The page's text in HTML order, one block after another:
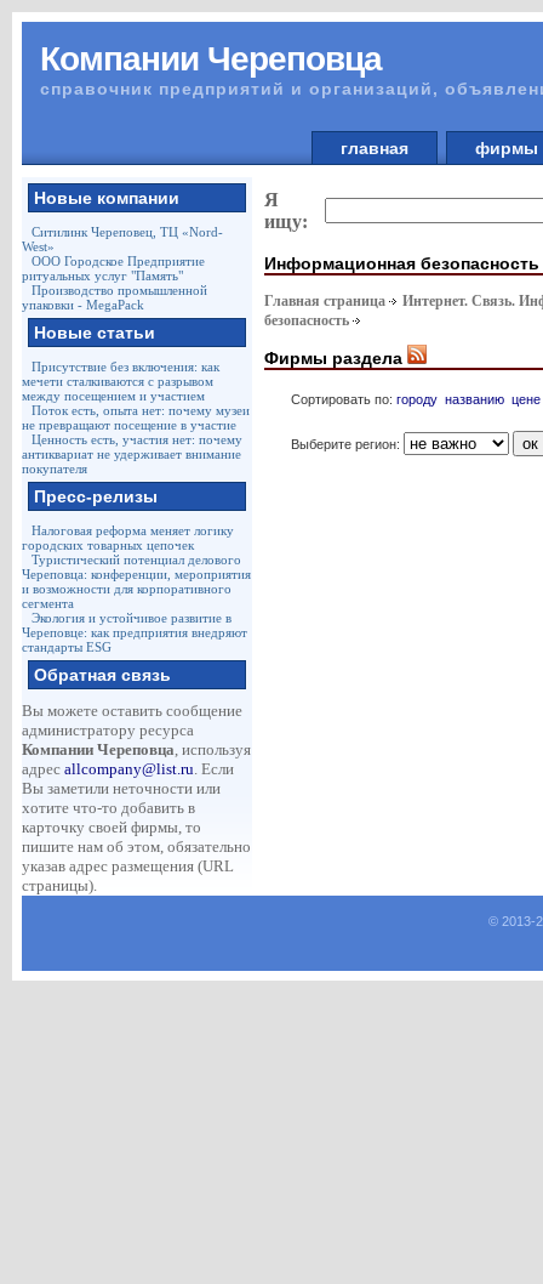
Компании Череповца
справочник предприятий и организаций,
главная
Новые компании
Ситилинк Череповец, ТЦ «Nord-
West»
ООО Городское Предприятие
ритуальных услуг "Память"
Производство промышленной
упаковки - MegaPack
Новые статьи
Присутствие без включения: как
мечети сталкиваются с разрывом
между посещением и участием
Поток есть, опыта нет: почему музеи
не превращают посещение в участие
Ценность есть, участия нет: почему
антиквариат не удерживает внимание
покупателя
Пресс-релизы
Налоговая реформа меняет логику
городских товарных цепочек
Туристический потенциал делового
Череповца: конференции, мероприятия
и возможности для корпоративного
сегмента
Экология и устойчивое развитие в
Череповце: как предприятия внедряют
стандарты ESG
Обратная связь
Вы можете оставить сообщение
администратору ресурса
Компании Череповца, используя
адрес allcompany@list.ru. Если
Вы заметили неточности или
хотите что-то добавить в
карточку своей фирмы, то
пишите нам об этом, обязательно
указав адрес размещения (URL
страницы).
Я
ищу:
Информационная безопасность
Главная страница
Интернет. Связь.
безопасность
Фирмы раздела
Сортировать по: городу названию цене
Выберите регион:
© 2013-